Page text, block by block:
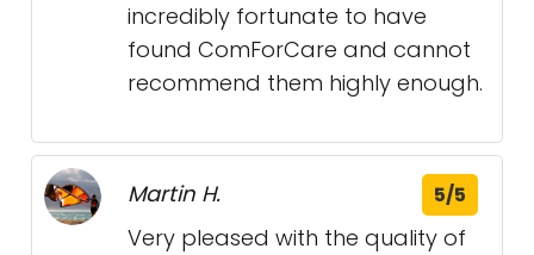
incredibly fortunate to have
found ComForCare and cannot
recommend them highly enough.
Martin H. 5/5
Very pleased with the quality of